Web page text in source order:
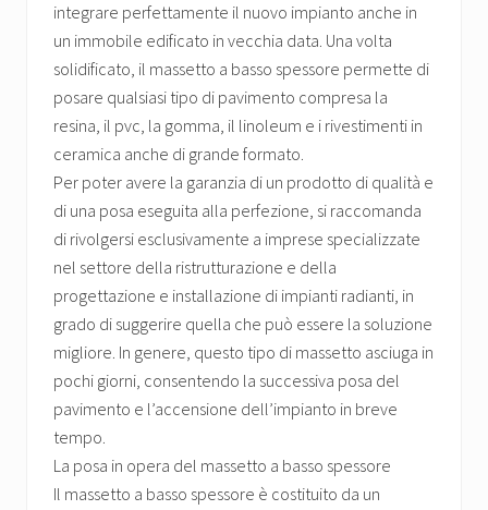
integrare perfettamente il nuovo impianto anche in
un immobile edificato in vecchia data. Una volta
solidificato, il massetto a basso spessore permette di
posare qualsiasi tipo di pavimento compresa la
resina, il pvc, la gomma, il linoleum e i rivestimenti in
ceramica anche di grande formato.
Per poter avere la garanzia di un prodotto di qualità e
di una posa eseguita alla perfezione, si raccomanda
di rivolgersi esclusivamente a imprese specializzate
nel settore della ristrutturazione e della
progettazione e installazione di impianti radianti, in
grado di suggerire quella che può essere la soluzione
migliore. In genere, questo tipo di massetto asciuga in
pochi giorni, consentendo la successiva posa del
pavimento e l’accensione dell’impianto in breve
tempo.
La posa in opera del massetto a basso spessore
Il massetto a basso spessore è costituito da un